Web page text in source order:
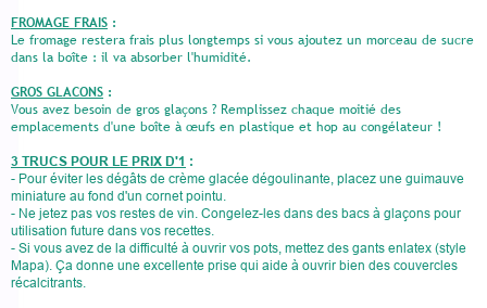
FROMAGE FRAIS :
Le fromage restera frais plus longtemps si vous ajoutez un morceau de sucre
dans la boîte : il va absorber l'humidité.
GROS GLACONS :
Vous avez besoin de gros glaçons ? Remplissez chaque moitié des
emplacements d'une boîte à œufs en plastique et hop au congélateur !
3 TRUCS POUR LE PRIX D'1 :
- Pour éviter les dégâts de crème glacée dégoulinante, placez une guimauve
miniature au fond d'un cornet pointu.
- Ne jetez pas vos restes de vin. Congelez-les dans des bacs à glaçons pour
utilisation future dans vos recettes.
- Si vous avez de la difficulté à ouvrir vos pots, mettez des gants enlatex (style
Mapa). Ça donne une excellente prise qui aide à ouvrir bien des couvercles
récalcitrants.